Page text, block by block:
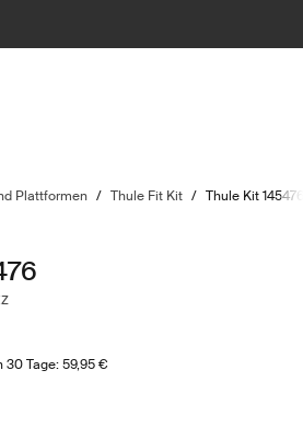
Plattformen / Thule Fit Kit / Thule Kit 145476
30 Tage: 59,95 €